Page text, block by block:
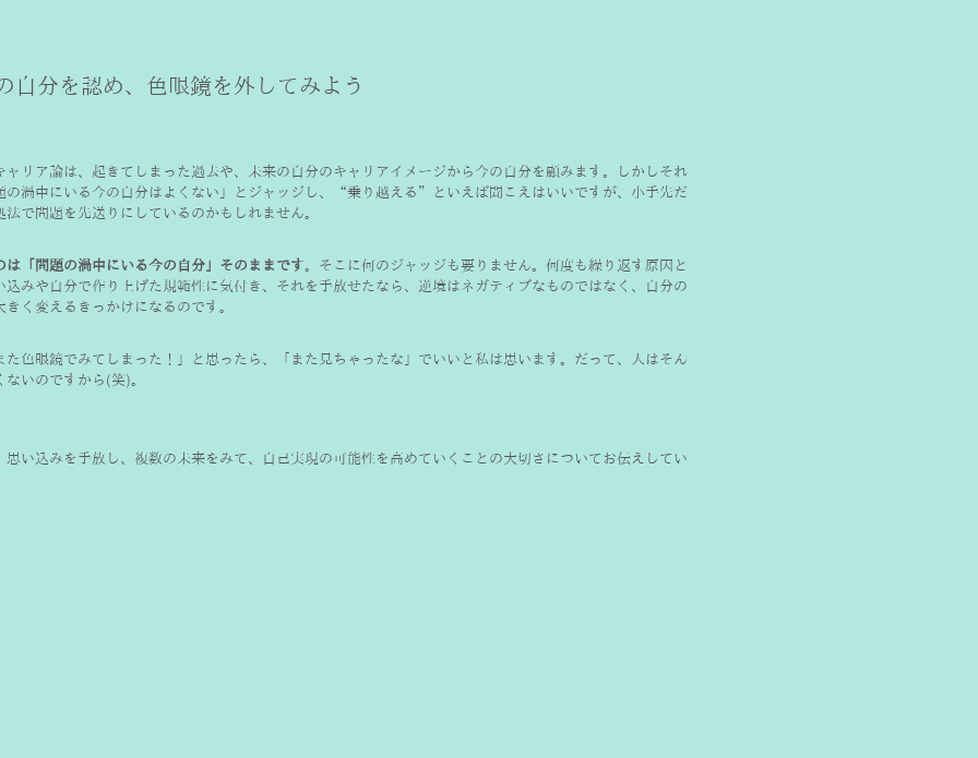
自分を認め、色眼鏡を外してみよう
ャリア論は、起きてしまった過去や、未来の自分のキャリアイメージから今の自分を顧みます。しかしそれ
の渦中にいる今の自分はよくない」とジャッジし、“乗り越える”といえば聞こえはいいですが、小手先だ
法で問題を先送りにしているのかもしれません。
は「問題の渦中にいる今の自分」そのままです。そこに何のジャッジも要りません。何度も繰り返す原因と
込みや自分で作り上げた規範性に気付き、それを手放せたなら、逆境はネガティブなものではなく、自分の
きく変えるきっかけになるのです。
た色眼鏡でみてしまった！」と思ったら、「また見ちゃったな」でいいと私は思います。だって、人はそん
ないのですから(笑)。
思い込みを手放し、複数の未来をみて、自己実現の可能性を高めていくことの大切さについてお伝えしてい